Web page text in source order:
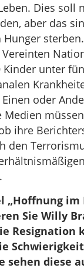
Dies soll
aber das
Kinder unter
oder
Medien
ihre
den
„Hoffnung
Sie Willy
Resignation
sehen diese